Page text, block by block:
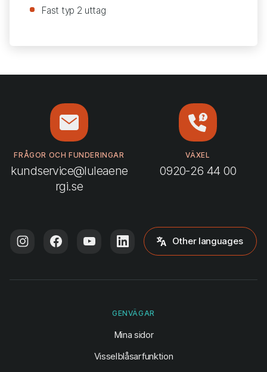
Fast typ 2 uttag
FRÅGOR OCH FUNDERINGAR
kundservice@luleaene
rgi.se
VÄXEL
0920-26 44 00
Other languages
GENVÄGAR
Mina sidor(öppnas i ny flik)
Visselblåsarfunktion